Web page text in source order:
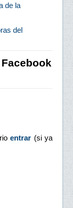
de la
del
entrar (si ya